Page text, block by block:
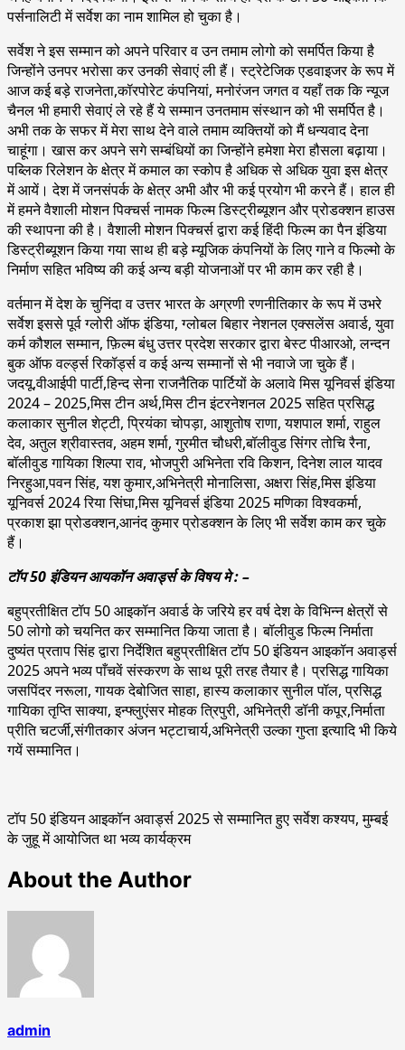
पर्सनालिटी में सर्वेश का नाम शामिल हो चुका है।
सर्वेश ने इस सम्मान को अपने परिवार व उन तमाम लोगो को समर्पित किया है
जिन्होंने उनपर भरोसा कर उनकी सेवाएं ली हैं। स्ट्रेटेजिक एडवाइजर के रूप में
आज कई बड़े राजनेता,कॉरपोरेट कंपनियां, मनोरंजन जगत व यहाँ तक कि न्यूज
चैनल भी हमारी सेवाएं ले रहे हैं ये सम्मान उनतमाम संस्थान को भी समर्पित है।
अभी तक के सफर में मेरा साथ देने वाले तमाम व्यक्तियों को मैं धन्यवाद देना
चाहूंगा। खास कर अपने सगे सम्बंधियों का जिन्होंने हमेशा मेरा हौसला बढ़ाया।
पब्लिक रिलेशन के क्षेत्र में कमाल का स्कोप है अधिक से अधिक युवा इस क्षेत्र
में आयें। देश में जनसंपर्क के क्षेत्र अभी और भी कई प्रयोग भी करने हैं। हाल ही
में हमने वैशाली मोशन पिक्चर्स नामक फिल्म डिस्ट्रीब्यूशन और प्रोडक्शन हाउस
की स्थापना की है। वैशाली मोशन पिक्चर्स द्वारा कई हिंदी फिल्म का पैन इंडिया
डिस्ट्रीब्यूशन किया गया साथ ही बड़े म्यूजिक कंपनियों के लिए गाने व फिल्मो के
निर्माण सहित भविष्य की कई अन्य बड़ी योजनाओं पर भी काम कर रही है।
वर्तमान में देश के चुनिंदा व उत्तर भारत के अग्रणी रणनीतिकार के रूप में उभरे
सर्वेश इससे पूर्व ग्लोरी ऑफ इंडिया, ग्लोबल बिहार नेशनल एक्सलेंस अवार्ड, युवा
कर्म कौशल सम्मान, फ़िल्म बंधु उत्तर प्रदेश सरकार द्वारा बेस्ट पीआरओ, लन्दन
बुक ऑफ वर्ल्ड्स रिकॉर्ड्स व कई अन्य सम्मानों से भी नवाजे जा चुके हैं।
जदयू,वीआईपी पार्टी,हिन्द सेना राजनैतिक पार्टियों के अलावे मिस यूनिवर्स इंडिया
2024 – 2025,मिस टीन अर्थ,मिस टीन इंटरनेशनल 2025 सहित प्रसिद्ध
कलाकार सुनील शेट्टी, प्रियंका चोपड़ा, आशुतोष राणा, यशपाल शर्मा, राहुल
देव, अतुल श्रीवास्तव, अहम शर्मा, गुरमीत चौधरी,बॉलीवुड सिंगर तोचि रैना,
बॉलीवुड गायिका शिल्पा राव, भोजपुरी अभिनेता रवि किशन, दिनेश लाल यादव
निरहुआ,पवन सिंह, यश कुमार,अभिनेत्री मोनालिसा, अक्षरा सिंह,मिस इंडिया
यूनिवर्स 2024 रिया सिंघा,मिस यूनिवर्स इंडिया 2025 मणिका विश्वकर्मा,
प्रकाश झा प्रोडक्शन,आनंद कुमार प्रोडक्शन के लिए भी सर्वेश काम कर चुके
हैं।
टॉप 50 इंडियन आयकॉन अवार्ड्स के विषय मे : –
बहुप्रतीक्षित टॉप 50 आइकॉन अवार्ड के जरिये हर वर्ष देश के विभिन्न क्षेत्रों से
50 लोगो को चयनित कर सम्मानित किया जाता है। बॉलीवुड फिल्म निर्माता
दुष्यंत प्रताप सिंह द्वारा निर्देशित बहुप्रतीक्षित टॉप 50 इंडियन आइकॉन अवार्ड्स
2025 अपने भव्य पाँचवें संस्करण के साथ पूरी तरह तैयार है। प्रसिद्ध गायिका
जसपिंदर नरूला, गायक देबोजित साहा, हास्य कलाकार सुनील पॉल, प्रसिद्ध
गायिका तृप्ति साक्या, इन्फ्लुएंसर मोहक त्रिपुरी, अभिनेत्री डॉनी कपूर,निर्माता
प्रीति चटर्जी,संगीतकार अंजन भट्टाचार्य,अभिनेत्री उल्का गुप्ता इत्यादि भी किये
गयें सम्मानित।
टॉप 50 इंडियन आइकॉन अवार्ड्स 2025 से सम्मानित हुए सर्वेश कश्यप, मुम्बई
के जुहू में आयोजित था भव्य कार्यक्रम
About the Author
admin